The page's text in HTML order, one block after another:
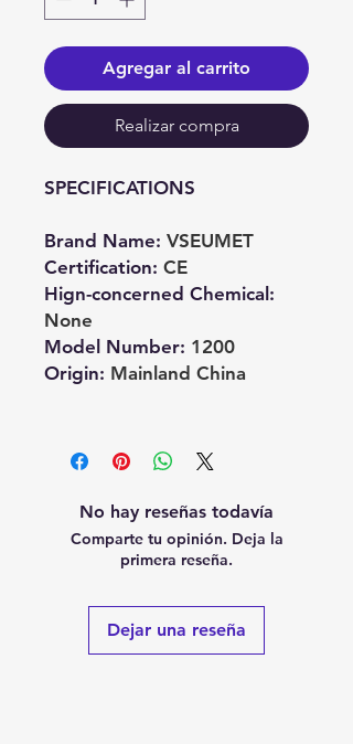
Agregar al carrito
Realizar compra
SPECIFICATIONS
Brand Name: VSEUMET
Certification: CE
Hign-concerned Chemical :
None
Model Number: 1200
Origin: Mainland China
No hay reseñas todavía
Comparte tu opinión. Deja la
primera reseña.
Dejar una reseña